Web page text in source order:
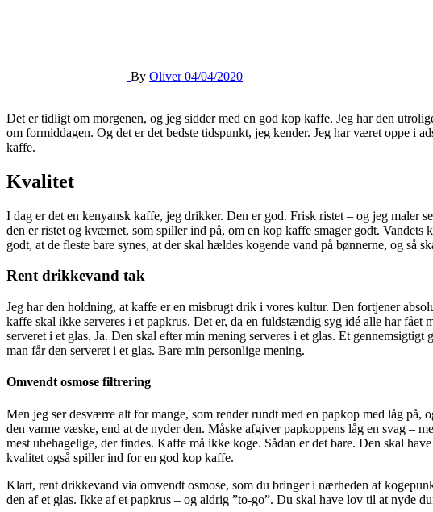
By Oliver04/04/2020
Det er tidligt om morgenen, og jeg sidder med en god kop kaffe. Jeg har den
om formiddagen. Og det er det bedste tidspunkt, jeg kender. Jeg har været oppe i
kaffe.
Kvalitet
I dag er det en kenyansk kaffe, jeg drikker. Den er god. Frisk ristet – og jeg maler
den er ristet og kværnet, som spiller ind på, om en kop kaffe smager godt.
godt, at de fleste bare synes, at der skal hældes kogende vand på bønnerne, og så
Rent drikkevand tak
Jeg har den holdning, at kaffe er en misbrugt drik i vores kultur. Den fortjener
kaffe skal ikke serveres i et papkrus. Det er, da en fuldstændig syg idé alle har
serveret i et glas. Ja. Den skal efter min mening serveres i et glas. Et
man får den serveret i et glas. Bare min personlige mening.
Omvendt osmose filtrering
Men jeg ser desværre alt for mange, som render rundt med en papkop med låg
den varme væske, end at de nyder den. Måske afgiver papkoppens låg en svag –
mest ubehagelige, der findes. Kaffe må ikke koge. Sådan er det bare. Den skal
kvalitet også spiller ind for en god kop kaffe.
Klart, rent drikkevand via omvendt osmose, som du bringer i nærheden af
den af et glas. Ikke af et papkrus – og aldrig ”to-go”. Du skal have lov til at nyde